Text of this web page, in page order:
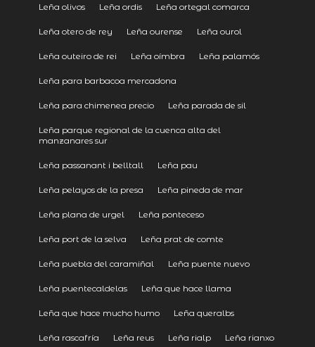
Leña olivos Leña ordis Leña ortegal comarca
Leña otero de rey Leña ourense Leña ourol
Leña outeiro de rei Leña oímbra Leña palamós
Leña para barbacoa mercadona
Leña para chimenea precio Leña parada de sil
Leña parque regional de la cuenca alta del
manzanares sur
Leña passanant i belltall Leña pau
Leña pelayos de la presa Leña pineda de mar
Leña plana de urgel Leña ponteceso
Leña port de la selva Leña prat de comte
Leña puebla del caramiñal Leña puente nuevo
Leña puentecaldelas Leña que hace llama
Leña que hace mucho humo Leña queralbs
Leña rascafría Leña reus Leña rialp Leña rianxo